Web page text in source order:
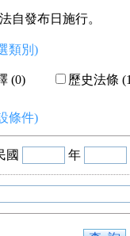
自發布日施行。
類別)
(0) 歷史法條
條件)
國 年